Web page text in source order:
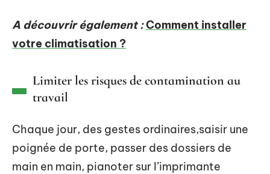
A découvrir également :Comment installer
votre climatisation ?
Limiter les risques de contamination au
travail
Chaque jour, des gestes ordinaires,saisir une
poignée de porte, passer des dossiers de
main en main, pianoter sur l’imprimante